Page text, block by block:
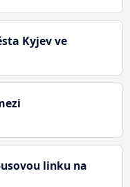
Kyjev ve
linku na